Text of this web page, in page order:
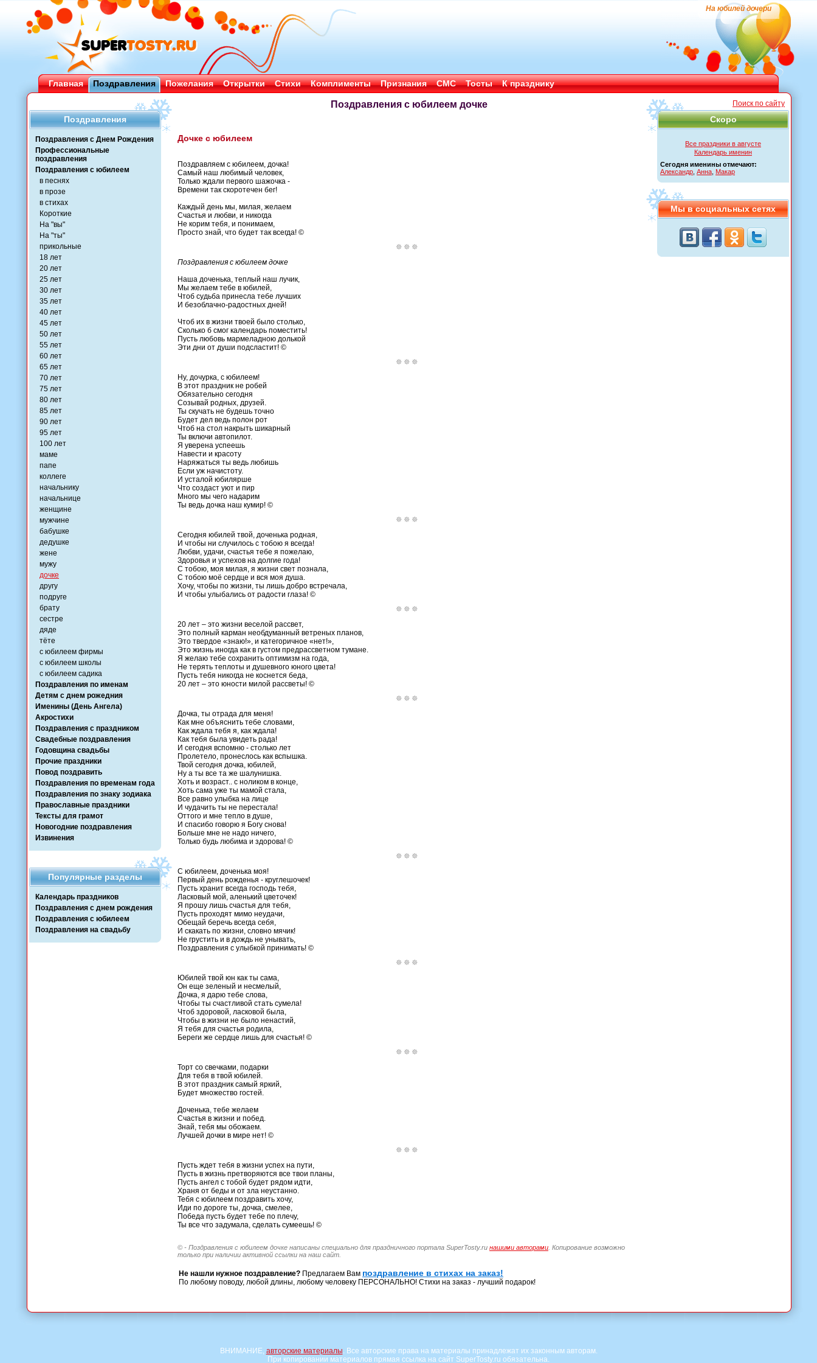
На юбилей дочери
Главная Поздравления Пожелания Открытки Стихи Комплименты Признания СМС Тосты К празднику
Поздравления
Поздравления с Днем Рождения
Профессиональные
поздравления
Поздравления с юбилеем
в песнях
в прозе
в стихах
Короткие
На "вы"
На "ты"
прикольные
18 лет
20 лет
25 лет
30 лет
35 лет
40 лет
45 лет
50 лет
55 лет
60 лет
65 лет
70 лет
75 лет
80 лет
85 лет
90 лет
95 лет
100 лет
маме
папе
коллеге
начальнику
начальнице
женщине
мужчине
бабушке
дедушке
жене
мужу
дочке
другу
подруге
брату
сестре
дяде
тёте
с юбилеем фирмы
с юбилеем школы
с юбилеем садика
Поздравления по именам
Детям с днем рожедния
Именины (День Ангела)
Акростихи
Поздравления с праздником
Свадебные поздравления
Годовщина свадьбы
Прочие праздники
Повод поздравить
Поздравления по временам года
Поздравления по знаку зодиака
Православные праздники
Тексты для грамот
Новогодние поздравления
Извинения
Популярные разделы
Календарь праздников
Поздравления с днем рождения
Поздравления с юбилеем
Поздравления на свадьбу
Поиск по сайту
Скоро
Все праздники в августе
Календарь именин
Сегодня именины отмечают:
Александр Анна Макар
Мы в социальных сетях
Поздравления с юбилеем дочке
Дочке с юбилеем
Поздравляем с юбилеем, дочка!
Самый наш любимый человек,
Только ждали первого шажочка -
Времени так скоротечен бег!
Каждый день мы, милая, желаем
Счастья и любви, и никогда
Не корим тебя, и понимаем,
Просто знай, что будет так всегда! ©
Поздравления с юбилеем дочке
Наша доченька, теплый наш лучик,
Мы желаем тебе в юбилей,
Чтоб судьба принесла тебе лучших
И безоблачно-радостных дней!
Чтоб их в жизни твоей было столько,
Сколько б смог календарь поместить!
Пусть любовь мармеладною долькой
Эти дни от души подсластит! ©
Ну, дочурка, с юбилеем!
В этот праздник не робей
Обязательно сегодня
Созывай родных, друзей.
Ты скучать не будешь точно
Будет дел ведь полон рот
Чтоб на стол накрыть шикарный
Ты включи автопилот.
Я уверена успеешь
Навести и красоту
Наряжаться ты ведь любишь
Если уж начистоту.
И усталой юбилярше
Что создаст уют и пир
Много мы чего надарим
Ты ведь дочка наш кумир! ©
Сегодня юбилей твой, доченька родная,
И чтобы ни случилось с тобою я всегда!
Любви, удачи, счастья тебе я пожелаю,
Здоровья и успехов на долгие года!
С тобою, моя милая, я жизни свет познала,
С тобою моё сердце и вся моя душа.
Хочу, чтобы по жизни, ты лишь добро встречала,
И чтобы улыбались от радости глаза! ©
20 лет – это жизни веселой рассвет,
Это полный карман необдуманный ветреных планов,
Это твердое «знаю!», и категоричное «нет!»,
Это жизнь иногда как в густом предрассветном тумане.
Я желаю тебе сохранить оптимизм на года,
Не терять теплоты и душевного юного цвета!
Пусть тебя никогда не коснется беда,
20 лет – это юности милой рассветы! ©
Дочка, ты отрада для меня!
Как мне объяснить тебе словами,
Как ждала тебя я, как ждала!
Как тебя была увидеть рада!
И сегодня вспомню - столько лет
Пролетело, пронеслось как вспышка.
Твой сегодня дочка, юбилей,
Ну а ты все та же шалунишка.
Хоть и возраст.. с ноликом в конце,
Хоть сама уже ты мамой стала,
Все равно улыбка на лице
И чудачить ты не перестала!
Оттого и мне тепло в душе,
И спасибо говорю я Богу снова!
Больше мне не надо ничего,
Только будь любима и здорова! ©
С юбилеем, доченька моя!
Первый день рожденья - круглешочек!
Пусть хранит всегда господь тебя,
Ласковый мой, аленький цветочек!
Я прошу лишь счастья для тебя,
Пусть проходят мимо неудачи,
Обещай беречь всегда себя,
И скакать по жизни, словно мячик!
Не грустить и в дождь не унывать,
Поздравления с улыбкой принимать! ©
Юбилей твой юн как ты сама,
Он еще зеленый и несмелый,
Дочка, я дарю тебе слова,
Чтобы ты счастливой стать сумела!
Чтоб здоровой, ласковой была,
Чтобы в жизни не было ненастий,
Я тебя для счастья родила,
Береги же сердце лишь для счастья! ©
Торт со свечками, подарки
Для тебя в твой юбилей.
В этот праздник самый яркий,
Будет множество гостей.
Доченька, тебе желаем
Счастья в жизни и побед.
Знай, тебя мы обожаем.
Лучшей дочки в мире нет! ©
Пусть ждет тебя в жизни успех на пути,
Пусть в жизнь претворяются все твои планы,
Пусть ангел с тобой будет рядом идти,
Храня от беды и от зла неустанно.
Тебя с юбилеем поздравить хочу,
Иди по дороге ты, дочка, смелее,
Победа пусть будет тебе по плечу,
Ты все что задумала, сделать сумеешь! ©
© - Поздравления с юбилеем дочке написаны специально для праздничного портала SuperTosty.ru нашими авторами . Копирование возможно
только при наличии активной ссылки на наш сайт.
Не нашли нужное поздравление? Предлагаем Вам поздравление в стихах на заказ!
По любому поводу, любой длины, любому человеку ПЕРСОНАЛЬНО! Стихи на заказ - лучший подарок!
ВНИМАНИЕ, авторские материалы. Все авторские права на материалы принадлежат их законным авторам.
При копировании материалов прямая ссылка на сайт SuperTosty.ru обязательна.